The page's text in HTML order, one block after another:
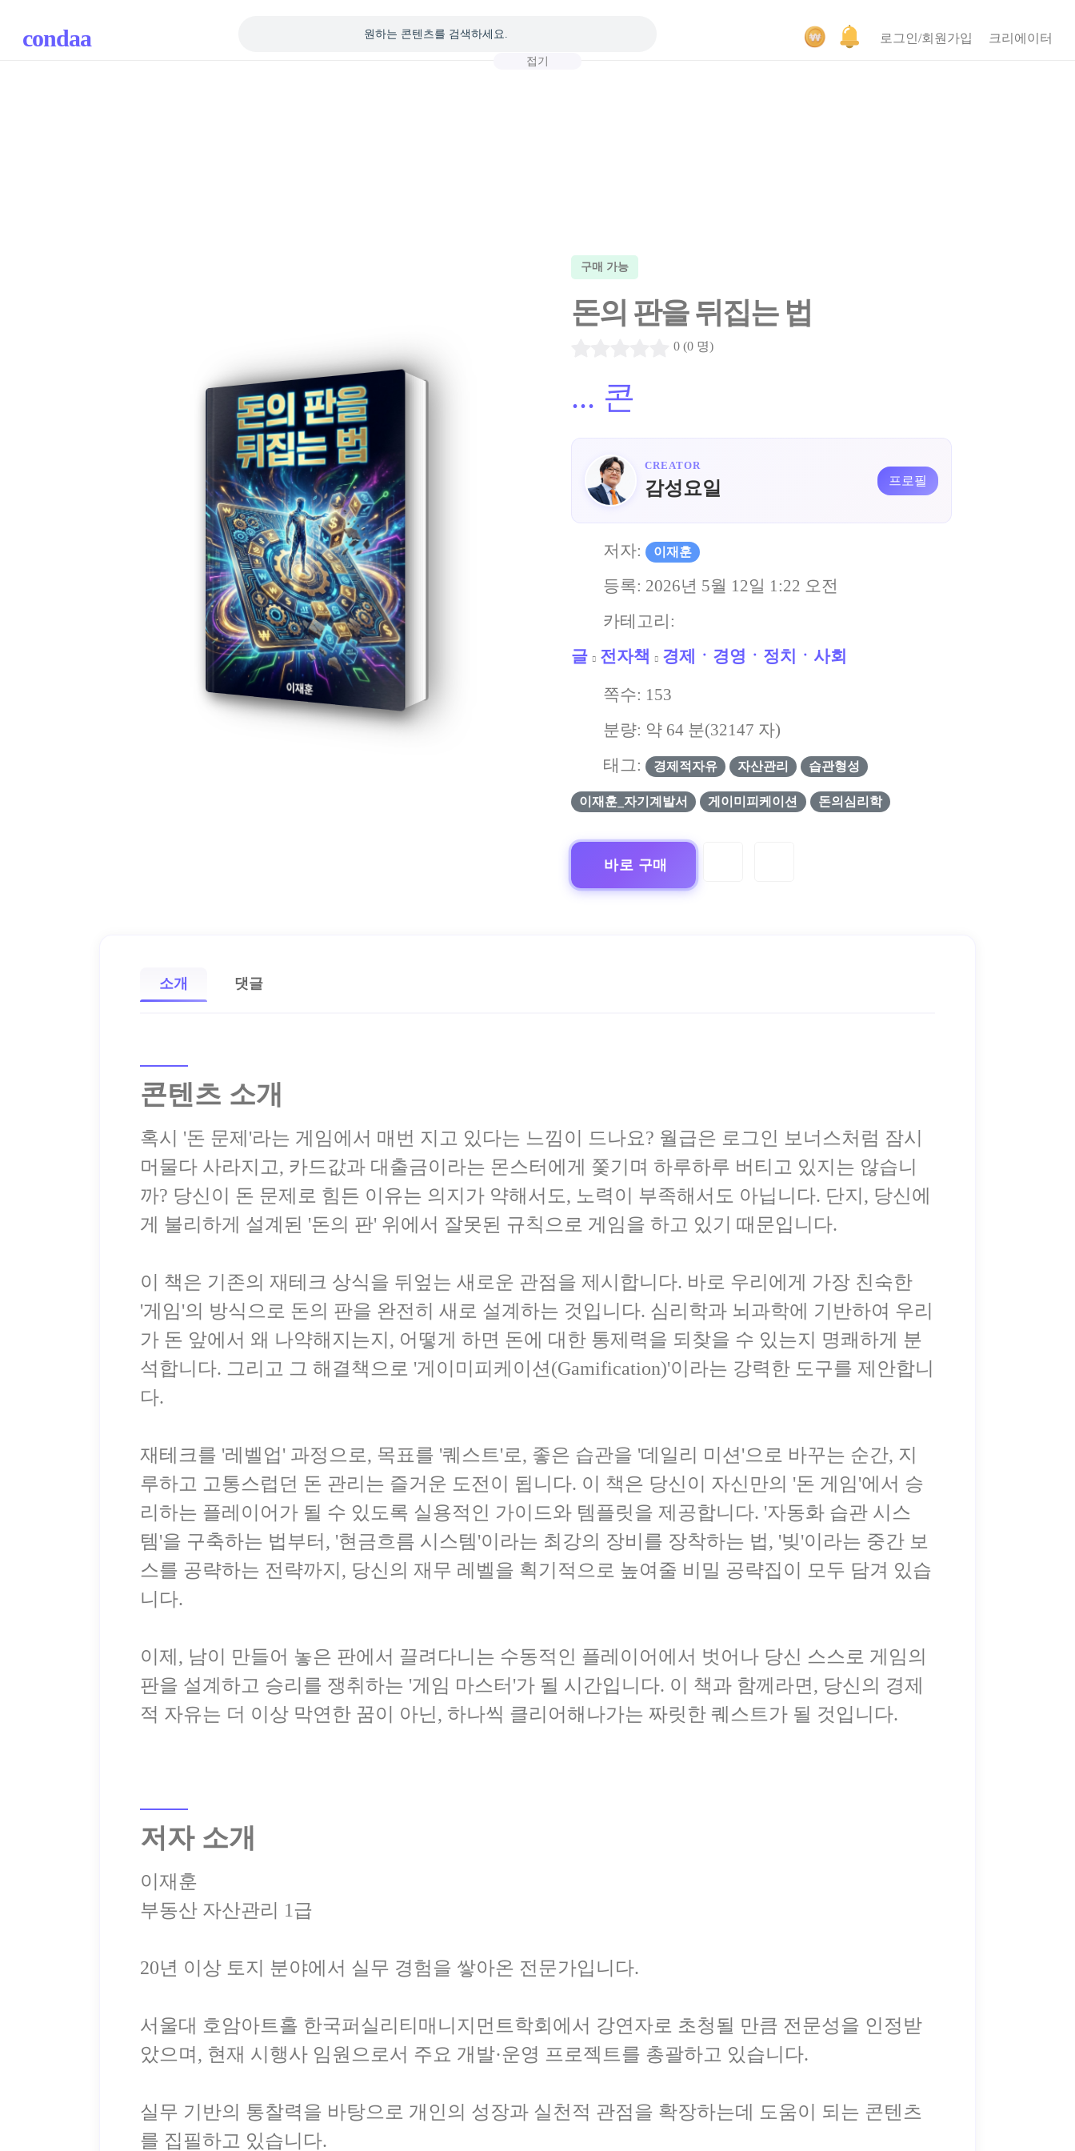
condaa 로그인/회원가입 크리에이터
접기
구매 가능
돈의 판을 뒤집는 법
0 (0 명)
... 콘
CREATOR
감성요일 프로필
저자: 이재훈
등록: 2026년 5월 12일 1:22 오전
카테고리:
글
전자책 경제ㆍ경영ㆍ정치ㆍ사회
쪽수: 153
분량: 약 64 분(32147 자)
태그:
경제적자유 자산관리 습관형성
이재훈_자기계발서 게이미피케이션 돈의심리학
바로 구매
소개 댓글
콘텐츠 소개
혹시 '돈 문제'라는 게임에서 매번 지고 있다는 느낌이 드나요? 월급은 로그인 보너스처럼 잠시
머물다 사라지고, 카드값과 대출금이라는 몬스터에게 쫓기며 하루하루 버티고 있지는 않습니
까? 당신이 돈 문제로 힘든 이유는 의지가 약해서도, 노력이 부족해서도 아닙니다. 단지, 당신에
게 불리하게 설계된 '돈의 판' 위에서 잘못된 규칙으로 게임을 하고 있기 때문입니다.
이 책은 기존의 재테크 상식을 뒤엎는 새로운 관점을 제시합니다. 바로 우리에게 가장 친숙한
'게임'의 방식으로 돈의 판을 완전히 새로 설계하는 것입니다. 심리학과 뇌과학에 기반하여 우리
가 돈 앞에서 왜 나약해지는지, 어떻게 하면 돈에 대한 통제력을 되찾을 수 있는지 명쾌하게 분
석합니다. 그리고 그 해결책으로 '게이미피케이션(Gamification)'이라는 강력한 도구를 제안합니
다.
재테크를 '레벨업' 과정으로, 목표를 '퀘스트'로, 좋은 습관을 '데일리 미션'으로 바꾸는 순간, 지
루하고 고통스럽던 돈 관리는 즐거운 도전이 됩니다. 이 책은 당신이 자신만의 '돈 게임'에서 승
리하는 플레이어가 될 수 있도록 실용적인 가이드와 템플릿을 제공합니다. '자동화 습관 시스
템'을 구축하는 법부터, '현금흐름 시스템'이라는 최강의 장비를 장착하는 법, '빚'이라는 중간 보
스를 공략하는 전략까지, 당신의 재무 레벨을 획기적으로 높여줄 비밀 공략집이 모두 담겨 있습
니다.
이제, 남이 만들어 놓은 판에서 끌려다니는 수동적인 플레이어에서 벗어나 당신 스스로 게임의
판을 설계하고 승리를 쟁취하는 '게임 마스터'가 될 시간입니다. 이 책과 함께라면, 당신의 경제
저자 소개
이재훈
부동산 자산관리 1급
20년 이상 토지 분야에서 실무 경험을 쌓아온 전문가입니다.
서울대 호암아트홀 한국퍼실리티매니지먼트학회에서 강연자로 초청될 만큼 전문성을 인정받
았으며, 현재 시행사 임원으로서 주요 개발·운영 프로젝트를 총괄하고 있습니다.
실무 기반의 통찰력을 바탕으로 개인의 성장과 실천적 관점을 확장하는데 도움이 되는 콘텐츠